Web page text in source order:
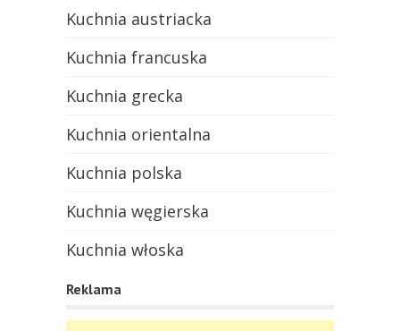
Kuchnia austriacka
Kuchnia francuska
Kuchnia grecka
Kuchnia orientalna
Kuchnia polska
Kuchnia węgierska
Kuchnia włoska
Reklama